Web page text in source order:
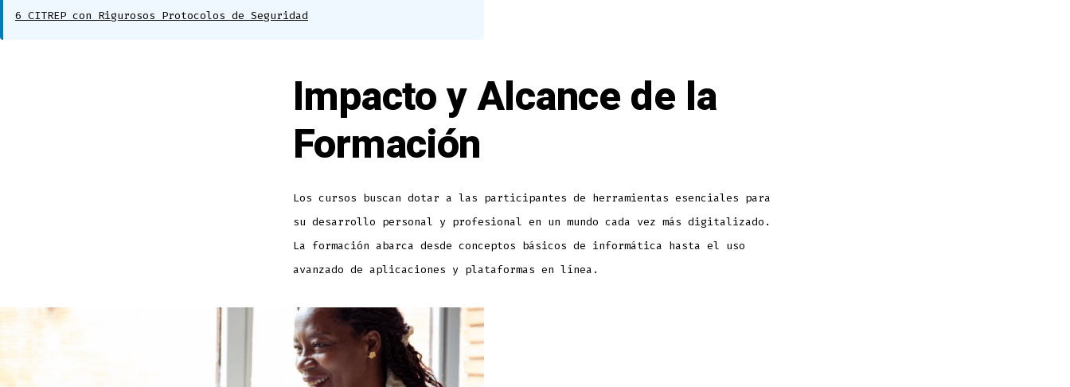
6 CITREP con Rigurosos Protocolos de Seguridad
Impacto y Alcance de la
Formación
Los cursos buscan dotar a las participantes de herramientas esenciales para
su desarrollo personal y profesional en un mundo cada vez más digitalizado.
La formación abarca desde conceptos básicos de informática hasta el uso
avanzado de aplicaciones y plataformas en línea.